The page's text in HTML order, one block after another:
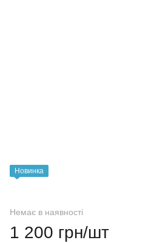
Новинка
Немає в наявності
1 200 грн/шт